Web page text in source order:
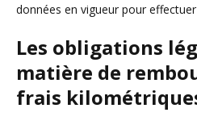
données en vigueur pour
Les obligations
matière de
frais